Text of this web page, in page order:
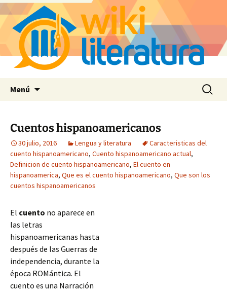
Menú Buscar:
Cuentos hispanoamericanos
30 julio, 2016 Lengua y literatura
Caracteristicas del
cuento hispanoamericano, Cuento hispanoamericano actual,
Definicion de cuento hispanoamericano, El cuento en
hispanoamerica, Que es el cuento hispanoamericano, Que son los
cuentos hispanoamericanos
El cuento no aparece en
las letras
hispanoamericanas hasta
después de las Guerras de
independencia, durante la
época ROMántica. El
cuento es una Narración